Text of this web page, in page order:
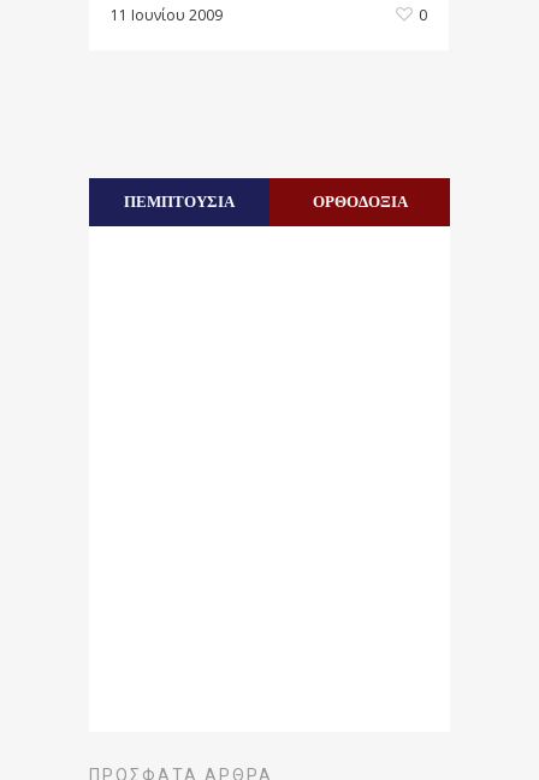
11 Ιουνίου 2009 0
ΠΕΜΠΤΟΥΣΙΑ ΟΡΘΟΔΟΞΙΑ
ΠΡΌΣΦΑΤΑ ΆΡΘΡΑ